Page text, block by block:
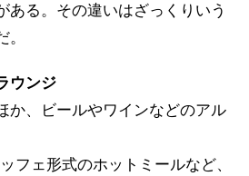
ある。その違いはざっくりいう
ウンジ
か、ビールやワインなどのアル
フェ形式のホットミールなど、